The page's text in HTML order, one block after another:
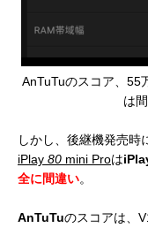
AnTuTuのスコア、55
は
しかし、後継機発売時
iPlay 80 mini Proは
全に間違い。
AnTuTuのスコアは、